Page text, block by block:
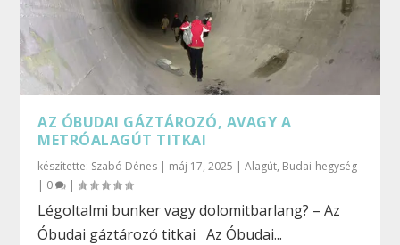
AZ ÓBUDAI GÁZTÁROZÓ, AVAGY A
METRÓALAGÚT TITKAI
készítette: Szabó Dénes | máj 17, 2025 |Alagút, Budai-hegység
| 0 |
Légoltalmi bunker vagy dolomitbarlang? – Az
Óbudai gáztározó titkai Az Óbudai...